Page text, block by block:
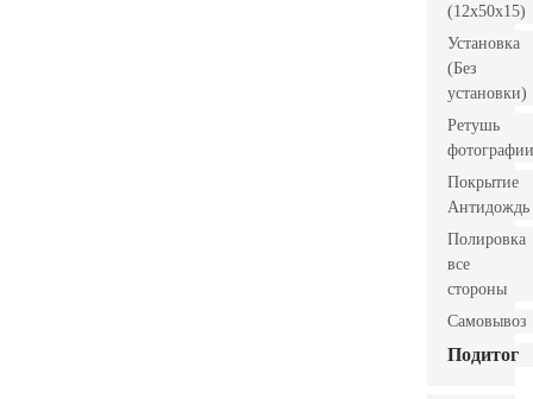
(12x50x15)
Установка
(Без
установки)
Ретушь
фотографии
Покрытие
Антидождь
Полировка
все
стороны
Самовывоз
Подитог